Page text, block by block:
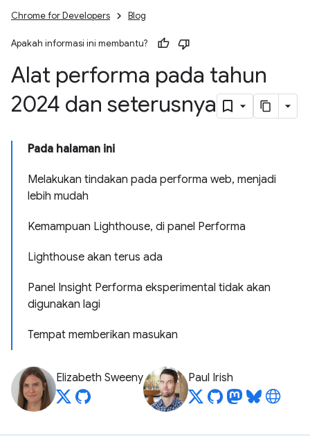
Chrome for Developers Blog
Apakah informasi ini membantu?
Alat performa pada tahun
2024 dan seterusnya
Pada halaman ini
Melakukan tindakan pada performa web, menjadi
lebih mudah
Kemampuan Lighthouse, di panel Performa
Lighthouse akan terus ada
Panel Insight Performa eksperimental tidak akan
digunakan lagi
Tempat memberikan masukan
Elizabeth Sweeny Paul Irish